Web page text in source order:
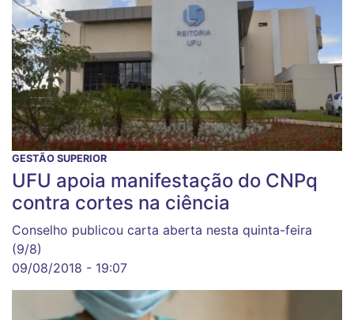
GESTÃO SUPERIOR
UFU apoia manifestação do CNPq
contra cortes na ciência
Conselho publicou carta aberta nesta quinta-feira
(9/8)
09/08/2018 - 19:07